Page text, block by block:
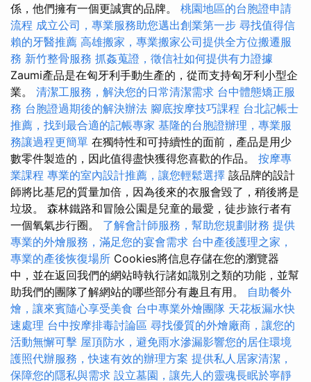
係，他們擁有一個更誠實的品牌。 桃園地區的台胞證申請
流程 成立公司，專業服務助您邁出創業第一步 尋找值得信
賴的牙醫推薦 高雄搬家，專業搬家公司提供全方位搬遷服
務 新竹整骨服務 抓姦蒐證，徵信社如何提供有力證據
Zaumi產品是在匈牙利手動生產的，從而支持匈牙利小型企
業。 清潔工服務，解決您的日常清潔需求 台中體態矯正服
務 台胞證過期後的解決辦法 腳底按摩技巧課程 台北記帳士
推薦，找到最合適的記帳專家 基隆的台胞證辦理，專業服
務讓過程更簡單 在獨特性和可持續性的面前，產品是用少
數零件製造的，因此值得盡快獲得您喜歡的作品。 按摩專
業課程 專業的室內設計推薦，讓您輕鬆選擇 該品牌的設計
師將比基尼的質量加倍，因為後來的衣服會毀了，稍後將是
垃圾。 森林鐵路和冒險公園是兒童的最愛，徒步旅行者有
一個氧氣步行圈。 了解會計師服務，幫助您規劃財務 提供
專業的外燴服務，滿足您的宴會需求 台中產後護理之家，
專業的產後恢復場所 Cookies將信息存儲在您的瀏覽器
中，並在返回我們的網站時執行諸如識別之類的功能，並幫
助我們的團隊了解網站的哪些部分有趣且有用。 自助餐外
燴，讓來賓隨心享受美食 台中專業外燴團隊 天花板漏水快
速處理 台中按摩排毒討論區 尋找優質的外燴廠商，讓您的
活動無懈可擊 屋頂防水，避免雨水滲漏影響您的居住環境
護照代辦服務，快速有效的辦理方案 提供私人居家清潔，
保障您的隱私與需求 設立墓園，讓先人的靈魂長眠於寧靜